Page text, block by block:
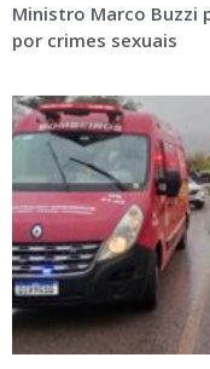
Ministro Marco Buzzi
por crimes sexuais